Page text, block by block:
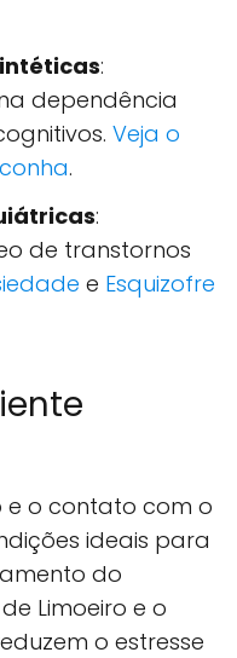
:
dependência
Veja o
.
:
de transtornos
e Esquizofre
o contato com o
ideais para
do
Limoeiro e o
o estresse